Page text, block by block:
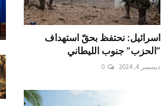
اسرائيل: نحتفظ بحقّ استهداف
“الحزب” جنوب الليطاني
ديسمبر 4, 2024 0